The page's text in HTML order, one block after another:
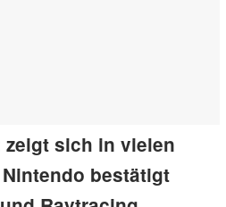
sich in vielen
bestätigt